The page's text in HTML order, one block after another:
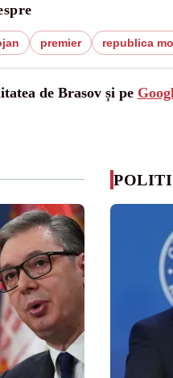
premier republica
de Brasov și pe